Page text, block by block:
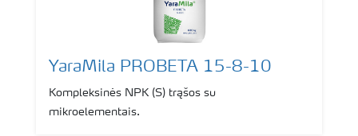
YaraMila PROBETA 15-8-10
Kompleksinės NPK (S) trąšos su
mikroelementais.